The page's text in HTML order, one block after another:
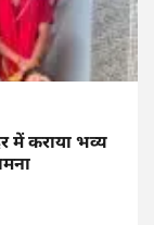
में कराया भव्य